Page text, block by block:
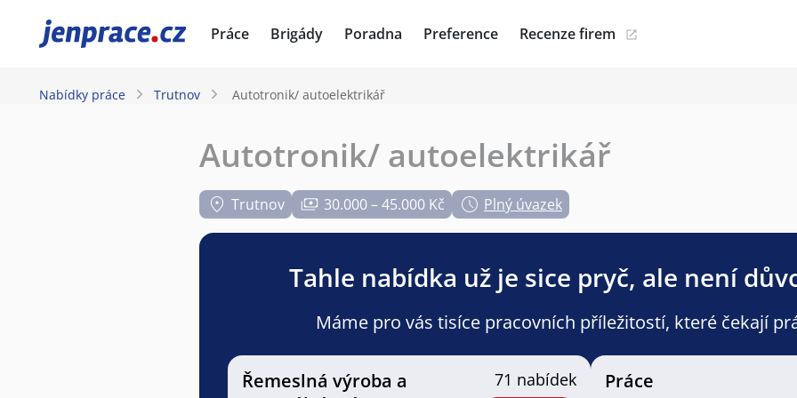
JenPráce.cz Práce Brigády Poradna Preference Recenze firem
Nabídky práce Trutnov Autotronik/ autoelektrikář
Autotronik/ autoelektrikář
Trutnov 30.000 – 45.000 Kč Plný úvazek
Tahle nabídka už je sice pryč, ale není
Máme pro vás tisíce pracovních příležitostí, které čekají
Řemeslná výroba a
71 nabídek Práce